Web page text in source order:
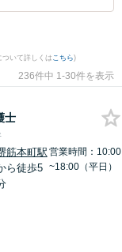
ついて詳しくはこちら)
236件中 1-30件を表示
士
筋本町駅
ら徒歩5
営業時間：10:00
~18:00（平日）